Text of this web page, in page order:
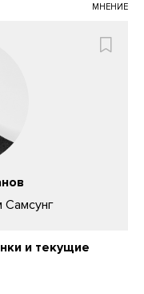
МНЕНИЕ
Самсунг
и текущие